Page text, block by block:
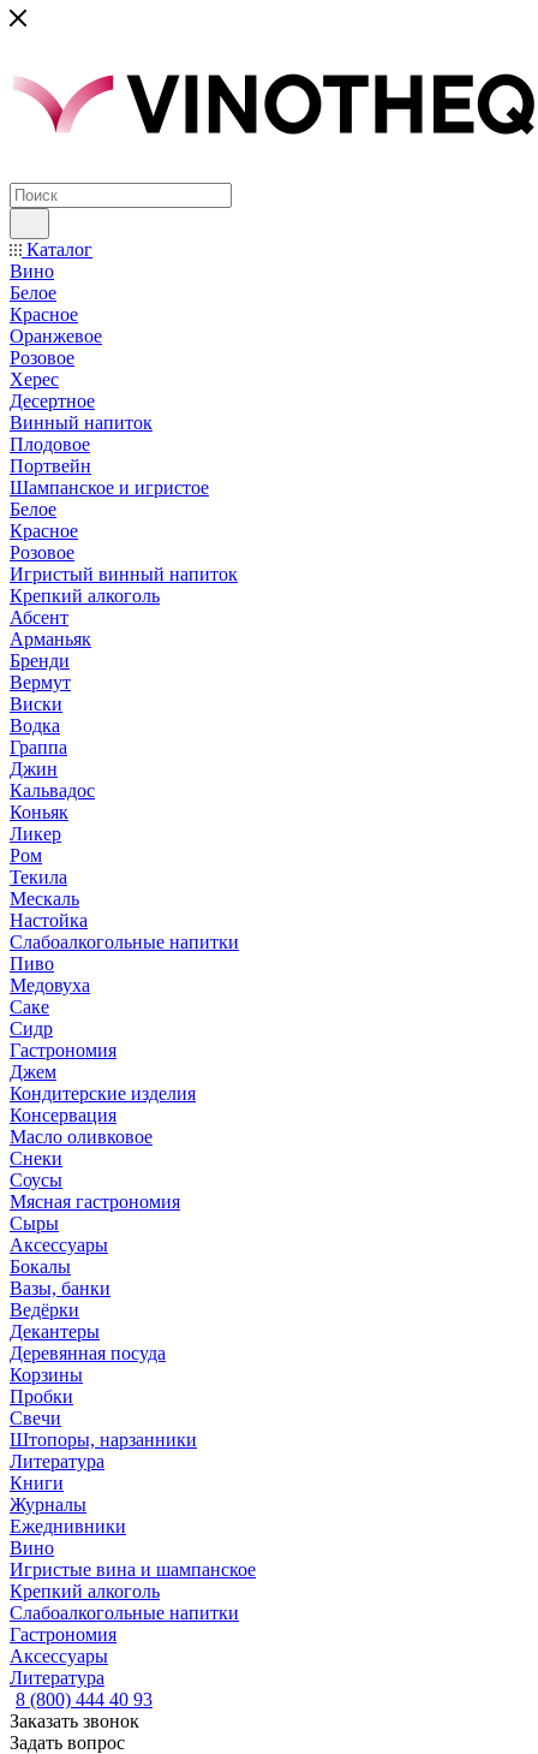
Каталог
Вино
Белое
Красное
Оранжевое
Розовое
Херес
Десертное
Винный напиток
Плодовое
Портвейн
Шампанское и игристое
Белое
Красное
Розовое
Игристый винный напиток
Крепкий алкоголь
Абсент
Арманьяк
Бренди
Вермут
Виски
Водка
Граппа
Джин
Кальвадос
Коньяк
Ликер
Ром
Текила
Мескаль
Настойка
Слабоалкогольные напитки
Пиво
Медовуха
Саке
Сидр
Гастрономия
Джем
Кондитерские изделия
Консервация
Масло оливковое
Снеки
Соусы
Мясная гастрономия
Сыры
Аксессуары
Бокалы
Вазы, банки
Ведёрки
Декантеры
Деревянная посуда
Корзины
Пробки
Свечи
Штопоры, нарзанники
Литература
Книги
Журналы
Ежеднивники
Вино
Игристые вина и шампанское
Крепкий алкоголь
Слабоалкогольные напитки
Гастрономия
Аксессуары
Литература
8 (800) 444 40 93
Заказать звонок
Задать вопрос